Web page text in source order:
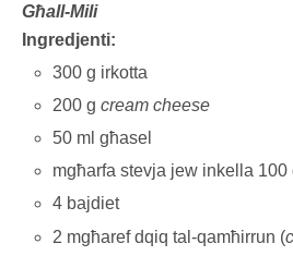
Għall-Mili
Ingredjenti:
300 g irkotta
200 gcream cheese
50 ml għasel
mgħarfa stevja jew inkella 100
4 bajdiet
2 mgħaref dqiq tal-qamħirrun (